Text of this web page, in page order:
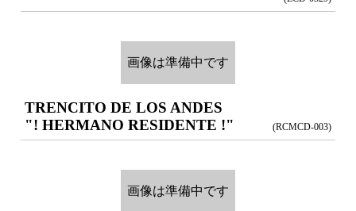
画像は準備中です
TRENCITO DE LOS ANDES
"! HERMANO RESIDENTE !"
(RCMCD-003)
画像は準備中です